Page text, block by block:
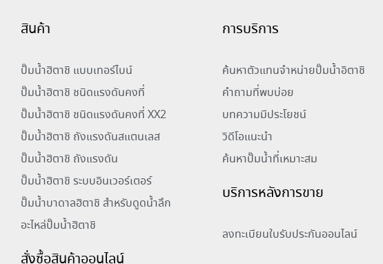
สินค้า
ปั๊มน้ำฮิตาชิ แบบเทอร์ไบน์
ปั๊มน้ำฮิตาชิ ชนิดแรงดันคงที่
ปั๊มน้ำฮิตาชิ ชนิดแรงดันคงที่ XX2
ปั๊มน้ำฮิตาชิ ถังแรงดันสแตนเลส
ปั๊มน้ำฮิตาชิ ถังแรงดัน
ปั๊มน้ำฮิตาชิ ระบบอินเวอร์เตอร์
ปั๊มน้ำบาดาลฮิตาชิ สำหรับดูดน้ำลึก
อะไหล่ปั๊มน้ำฮิตาชิ
สั่งซื้อสินค้าออนไลน์
การบริการ
ค้นหาตัวแทนจำหน่ายปั๊มน้ำอิตาชิ
คำถามที่พบบ่อย
บทความมีประโยชน์
วิดีโอแนะนำ
ค้นหาปั๊มน้ำที่เหมาะสม
บริการหลังการขาย
ลงทะเบียนใบรับประกันออนไลน์